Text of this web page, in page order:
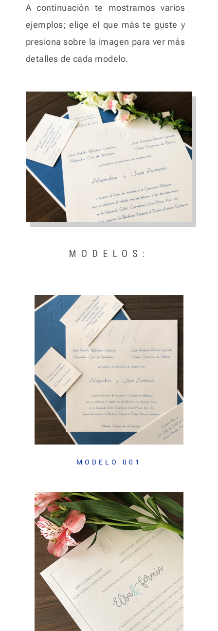
A continuación te mostramos varios
ejemplos; elige el que más te guste y
presiona sobre la imagen para ver más
detalles de cada modelo.
MODELOS:
MODELO 001